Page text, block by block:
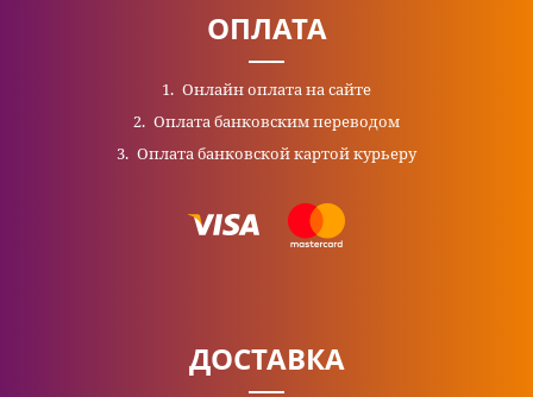
ОПЛАТА
Онлайн оплата на сайте
Оплата банковским переводом
Оплата банковской картой курьеру
ДОСТАВКА